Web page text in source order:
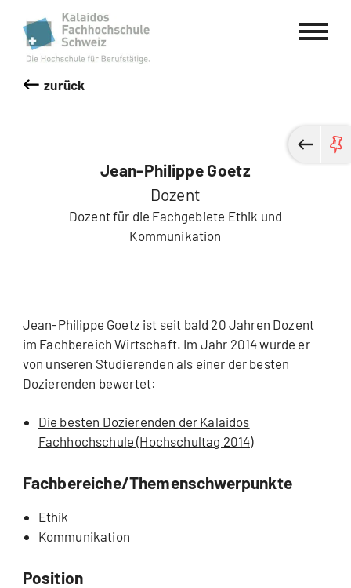
Kalaidos Fachhochschule Schweiz
zurück
Jean-Philippe Goetz
Dozent
Dozent für die Fachgebiete Ethik und
Kommunikation
Jean-Philippe Goetz ist seit bald 20 Jahren Dozent
im Fachbereich Wirtschaft. Im Jahr 2014 wurde er
von unseren Studierenden als einer der besten
Dozierenden bewertet:
Die besten Dozierenden der Kalaidos
Fachhochschule (Hochschultag 2014)
Fachbereiche/Themenschwerpunkte
Ethik
Kommunikation
Position